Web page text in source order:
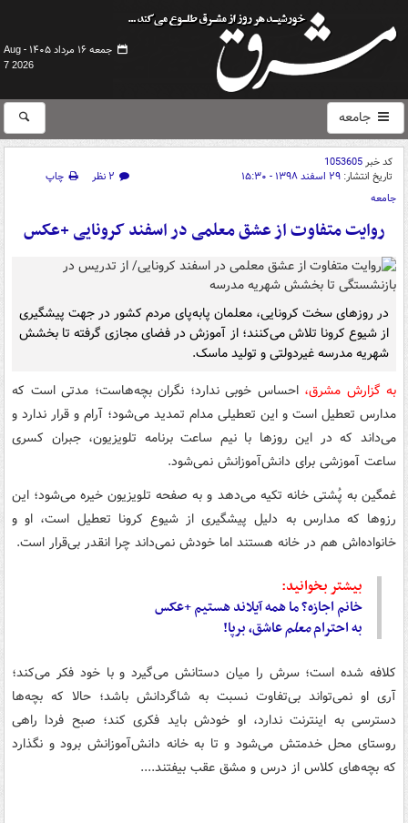
جمعه ۱۶ مرداد ۱۴۰۵ -
Aug
7 2026
جامعه
کد خبر1053605
تاریخ انتشار: ۲۹ اسفند ۱۳۹۸ - ۱۵:۳۰ ۲ نظر
چاپ
جامعه
روایت متفاوت از عشق معلمی در اسفند کرونایی +عکس
در روزهای سخت کرونایی، معلمان پابه‌پای مردم کشور در جهت پیشگیری
از شیوع کرونا تلاش می‌کنند؛ از آموزش در فضای مجازی گرفته تا بخشش
شهریه مدرسه غیردولتی و تولید ماسک.
به گزارش مشرق، احساس خوبی ندارد؛ نگران بچه‌هاست؛ مدتی است که
مدارس تعطیل است و این تعطیلی مدام تمدید می‌شود؛ آرام و قرار ندارد و
می‌داند که در این روزها با نیم ساعت برنامه تلویزیون، جبران کسری
ساعت آموزشی برای دانش‌آموزانش نمی‌شود.
غمگین به پُشتی خانه تکیه می‌دهد و به صفحه تلویزیون خیره می‌شود؛ این
رزوها که مدارس به دلیل پیشگیری از شیوع کرونا تعطیل است، او و
خانواده‌اش هم در خانه هستند اما خودش نمی‌داند چرا انقدر بی‌قرار است.
بیشتر بخوانید:
خانم اجازه؟ ما همه آیلاند هستیم +عکس
به احتراممعلمعاشق، برپا!
کلافه شده است؛ سرش را میان دستانش می‌گیرد و با خود فکر می‌کند؛
آری او نمی‌تواند بی‌تفاوت نسبت به شاگردانش باشد؛ حالا که بچه‌ها
دسترسی به اینترنت ندارد، او خودش باید فکری کند؛ صبح فردا راهی
روستای محل خدمتش می‌شود و تا به خانه دانش‌آموزانش برود و نگذارد
که بچه‌های کلاس از درس و مشق عقب بیفتند....